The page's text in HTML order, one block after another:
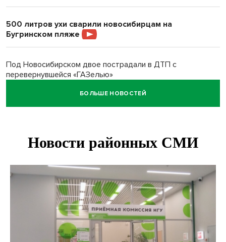
500 литров ухи сварили новосибирцам на
Бугринском пляже
Под Новосибирском двое пострадали в ДТП с
перевернувшейся «ГАЗелью»
Легендарный хоккеист Тарасенко вернулся к брату в
Новосибирец подарил «боевую десятку» для эвакуации
В Новосибирске корпорация кукол из США подала в суд
В Новосибирске минздрав объявил бесплатную
диспансеризацию для 65-летних
БОЛЬШЕ НОВОСТЕЙ